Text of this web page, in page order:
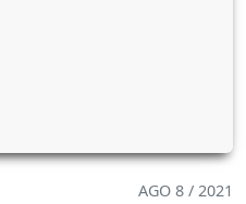
AGO 8 / 2021